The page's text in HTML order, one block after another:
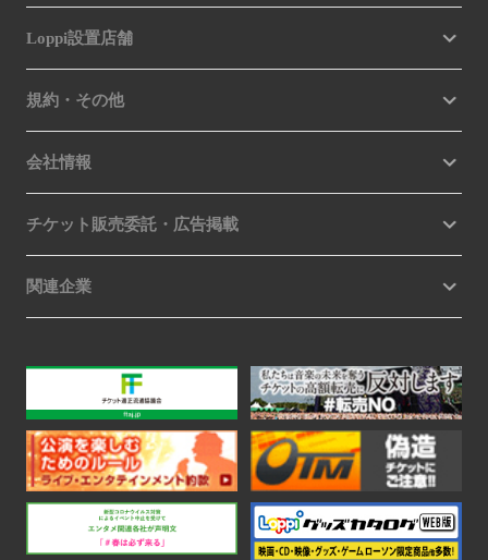
Loppi設置店舗
規約・その他
会社情報
チケット販売委託・広告掲載
関連企業